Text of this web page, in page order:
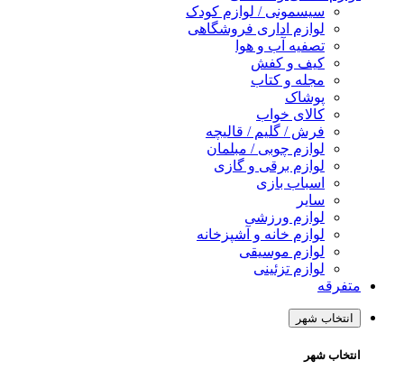
سیسمونی / لوازم کودک
لوازم اداری فروشگاهی
تصفیه آب و هوا
کیف و کفش
مجله و کتاب
پوشاک
کالای خواب
فرش / گلیم / قالیچه
لوازم چوبی / مبلمان
لوازم برقی و گازی
اسباب بازی
سایر
لوازم ورزشی
لوازم خانه و آشپزخانه
لوازم موسیقی
لوازم تزئینی
متفرقه
انتخاب شهر
انتخاب شهر